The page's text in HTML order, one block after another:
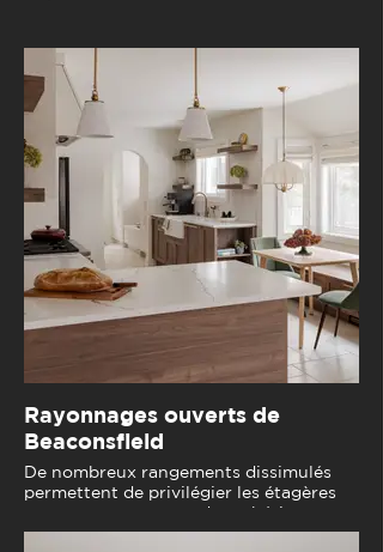
Rayonnages ouverts de
Beaconsfield
De nombreux rangements dissimulés
permettent de privilégier les étagères
ouvertes pour un rendu esthétique.